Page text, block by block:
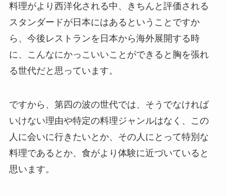
料理がより西洋化される中、きちんと評価される
スタンダードが日本にはあるということですか
ら、今後レストランを日本から海外展開する時
に、こんなにかっこいいことができると胸を張れ
る世代だと思っています。
ですから、第四の波の世代では、そうでなければ
いけない理由や特定の料理ジャンルはなく、この
人に会いに行きたいとか、その人にとって特別な
料理であるとか、食がより体験に近づいていると
思います。